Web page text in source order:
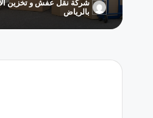
تمّ
النشر
بواسطة
شركة نقل عفش و تخزين
بالرياض